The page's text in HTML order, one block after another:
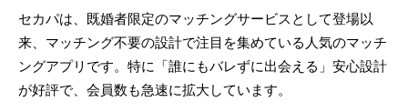
セカパは、既婚者限定のマッチングサービスとして登場以
来、マッチング不要の設計で注目を集めている人気のマッチ
ングアプリです。特に「誰にもバレずに出会える」安心設計
が好評で、会員数も急速に拡大しています。